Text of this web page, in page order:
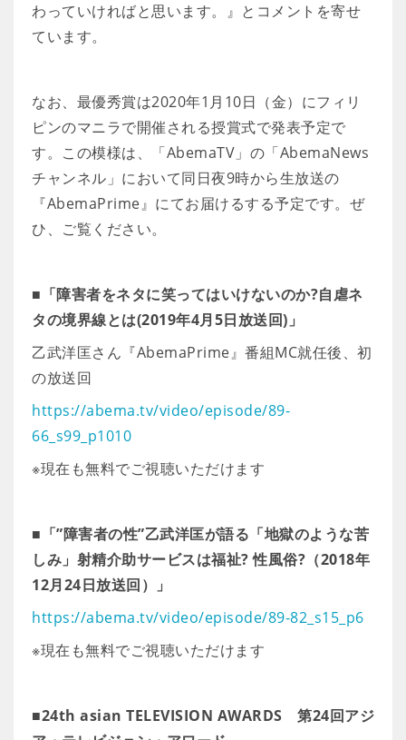
わっていければと思います。』とコメントを寄せ
ています。
なお、最優秀賞は2020年1月10日（金）にフィリ
ピンのマニラで開催される授賞式で発表予定で
す。この模様は、「AbemaTV」の「AbemaNews
チャンネル」において同日夜9時から生放送の
『AbemaPrime』にてお届けるする予定です。ぜ
ひ、ご覧ください。
■「障害者をネタに笑ってはいけないのか?自虐ネ
タの境界線とは(2019年4月5日放送回)」
乙武洋匡さん『AbemaPrime』番組MC就任後、初
の放送回
https://abema.tv/video/episode/89-
66_s99_p1010
※現在も無料でご視聴いただけます
■ 「”障害者の性”乙武洋匡が語る「地獄のような苦
しみ」射精介助サービスは福祉? 性風俗?（2018年
12月24日放送回）」
https://abema.tv/video/episode/89-82_s15_p6
※現在も無料でご視聴いただけます
■24th asian TELEVISION AWARDS 第24回アジ